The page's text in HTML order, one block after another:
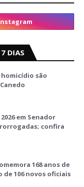
DIAS
são
em Senador
confira
168 anos de
106 novos oficiais